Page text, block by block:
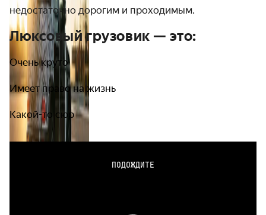
недостаточно дорогим и проходимым.
Люксовый грузовик — это:
Очень круто
Имеет право на жизнь
Какой-то сюр
ПОДОЖДИТЕ